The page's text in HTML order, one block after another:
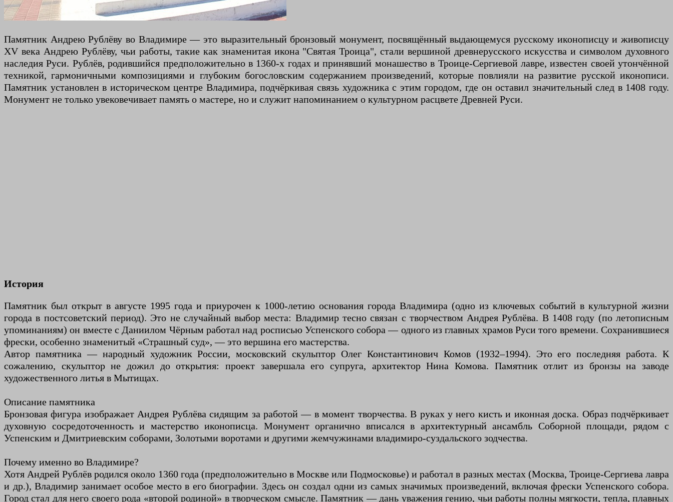
Памятник Андрею Рублёву во Владимире — это выразительный бронзовый монумент, посвящённый выдающемуся русскому иконописцу и живописцу
XV века Андрею Рублёву, чьи работы, такие как знаменитая икона "Святая Троица", стали вершиной древнерусского искусства и символом духовного
наследия Руси. Рублёв, родившийся предположительно в 1360-х годах и принявший монашество в Троице-Сергиевой лавре, известен своей утончённой
техникой, гармоничными композициями и глубоким богословским содержанием произведений, которые повлияли на развитие русской иконописи.
Памятник установлен в историческом центре Владимира, подчёркивая связь художника с этим городом, где он оставил значительный след в 1408 году.
Монумент не только увековечивает память о мастере, но и служит напоминанием о культурном расцвете Древней Руси.
История
Памятник был открыт в августе 1995 года и приурочен к 1000-летию основания города Владимира (одно из ключевых событий в культурной жизни
города в постсоветский период). Это не случайный выбор места: Владимир тесно связан с творчеством Андрея Рублёва. В 1408 году (по летописным
упоминаниям) он вместе с Даниилом Чёрным работал над росписью Успенского собора — одного из главных храмов Руси того времени. Сохранившиеся
фрески, особенно знаменитый «Страшный суд», — это вершина его мастерства.
Автор памятника — народный художник России, московский скульптор Олег Константинович Комов (1932–1994). Это его последняя работа. К
сожалению, скульптор не дожил до открытия: проект завершала его супруга, архитектор Нина Комова. Памятник отлит из бронзы на заводе
художественного литья в Мытищах.
Описание памятника
Бронзовая фигура изображает Андрея Рублёва сидящим за работой — в момент творчества. В руках у него кисть и иконная доска. Образ подчёркивает
духовную сосредоточенность и мастерство иконописца. Монумент органично вписался в архитектурный ансамбль Соборной площади, рядом с
Успенским и Дмитриевским соборами, Золотыми воротами и другими жемчужинами владимиро-суздальского зодчества.
Почему именно во Владимире?
Хотя Андрей Рублёв родился около 1360 года (предположительно в Москве или Подмосковье) и работал в разных местах (Москва, Троице-Сергиева лавра
и др.), Владимир занимает особое место в его биографии. Здесь он создал одни из самых значимых произведений, включая фрески Успенского собора.
Город стал для него своего рода «второй родиной» в творческом смысле. Памятник — дань уважения гению, чьи работы полны мягкости, тепла, плавных